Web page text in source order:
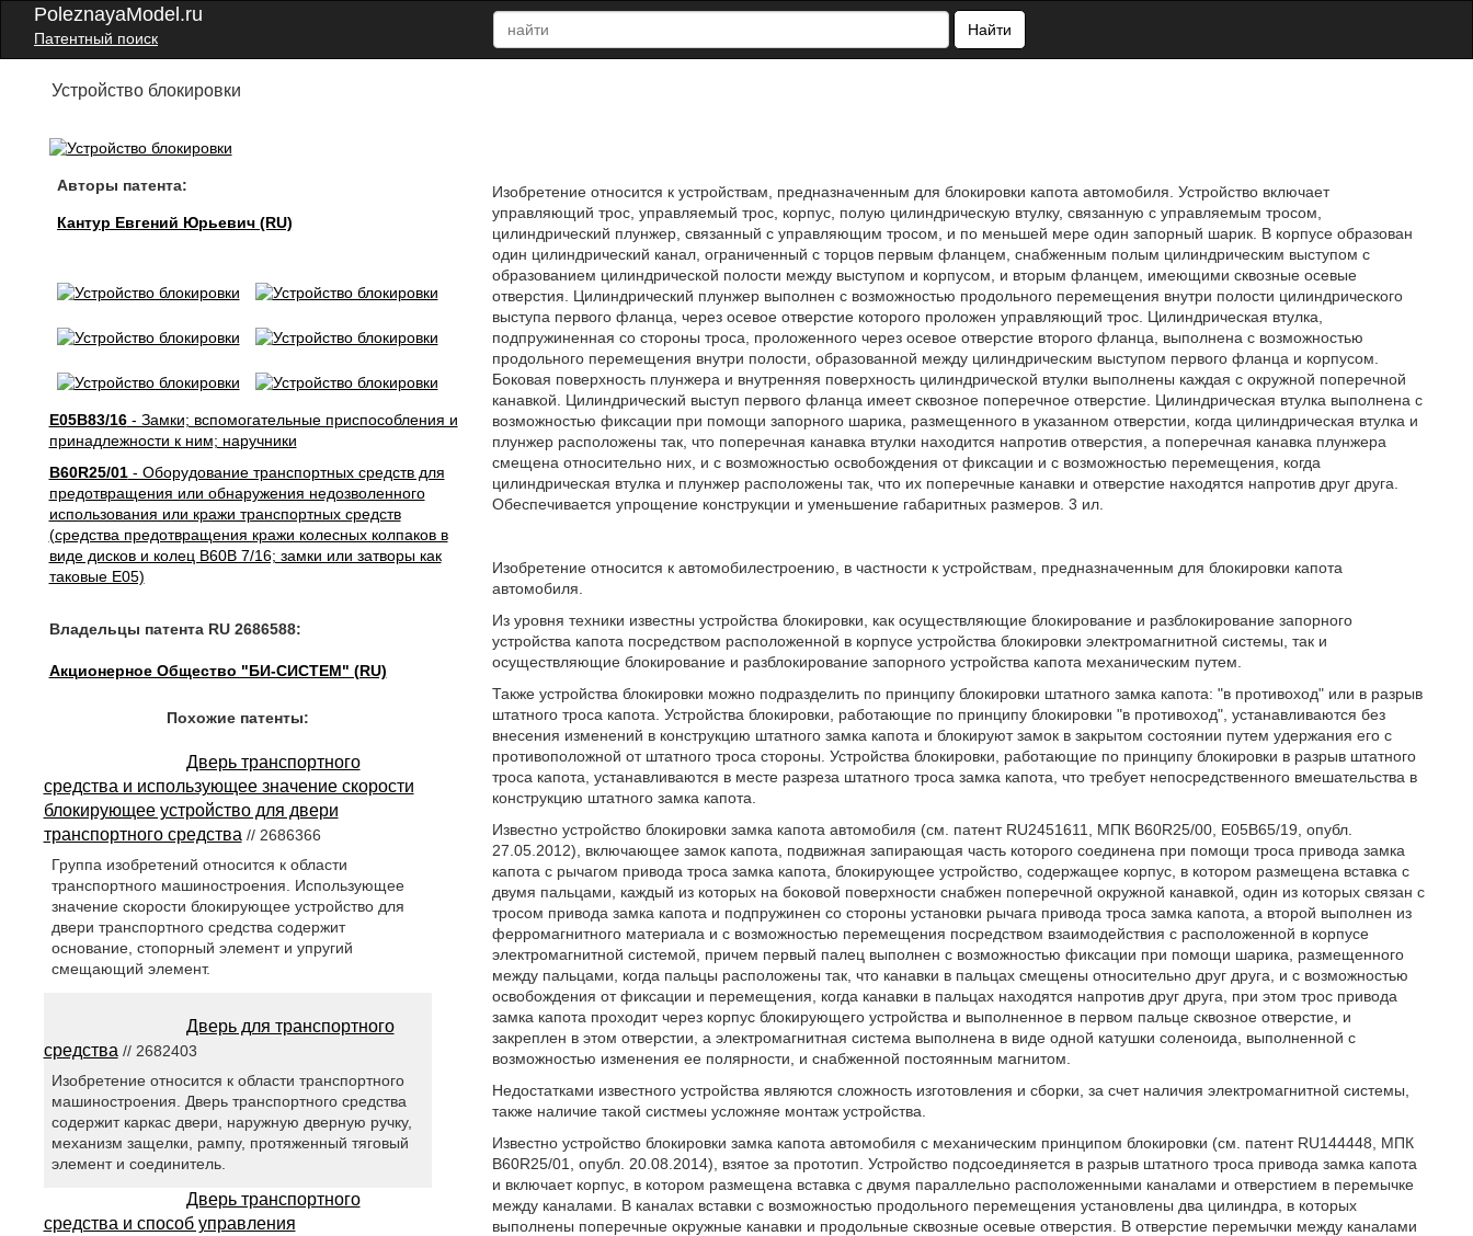
PoleznayaModel.ru
Патентный поиск
Найти
Устройство блокировки
Авторы патента:
Кантур Евгений Юрьевич (RU)
E05B83/16- Замки; вспомогательные приспособления и
принадлежности к ним; наручники
B60R25/01- Оборудование транспортных средств для
предотвращения или обнаружения недозволенного
использования или кражи транспортных средств
(средства предотвращения кражи колесных колпаков в
виде дисков и колец B60B 7/16; замки или затворы как
таковые E05)
Владельцы патента RU 2686588:
Акционерное Общество "БИ-СИСТЕМ" (RU)
Изобретение относится к устройствам, предназначенным для блокировки капота автомобиля. Устройство включает
управляющий трос, управляемый трос, корпус, полую цилиндрическую втулку, связанную с управляемым тросом,
цилиндрический плунжер, связанный с управляющим тросом, и по меньшей мере один запорный шарик. В корпусе образован
один цилиндрический канал, ограниченный с торцов первым фланцем, снабженным полым цилиндрическим выступом с
образованием цилиндрической полости между выступом и корпусом, и вторым фланцем, имеющими сквозные осевые
отверстия. Цилиндрический плунжер выполнен с возможностью продольного перемещения внутри полости цилиндрического
выступа первого фланца, через осевое отверстие которого проложен управляющий трос. Цилиндрическая втулка,
подпружиненная со стороны троса, проложенного через осевое отверстие второго фланца, выполнена с возможностью
продольного перемещения внутри полости, образованной между цилиндрическим выступом первого фланца и корпусом.
Боковая поверхность плунжера и внутренняя поверхность цилиндрической втулки выполнены каждая с окружной поперечной
канавкой. Цилиндрический выступ первого фланца имеет сквозное поперечное отверстие. Цилиндрическая втулка выполнена с
возможностью фиксации при помощи запорного шарика, размещенного в указанном отверстии, когда цилиндрическая втулка и
плунжер расположены так, что поперечная канавка втулки находится напротив отверстия, а поперечная канавка плунжера
смещена относительно них, и с возможностью освобождения от фиксации и с возможностью перемещения, когда
цилиндрическая втулка и плунжер расположены так, что их поперечные канавки и отверстие находятся напротив друг друга.
Обеспечивается упрощение конструкции и уменьшение габаритных размеров. 3 ил.
Изобретение относится к автомобилестроению, в частности к устройствам, предназначенным для блокировки капота
автомобиля.
Из уровня техники известны устройства блокировки, как осуществляющие блокирование и разблокирование запорного
устройства капота посредством расположенной в корпусе устройства блокировки электромагнитной системы, так и
осуществляющие блокирование и разблокирование запорного устройства капота механическим путем.
Также устройства блокировки можно подразделить по принципу блокировки штатного замка капота: "в противоход" или в разрыв
штатного троса капота. Устройства блокировки, работающие по принципу блокировки "в противоход", устанавливаются без
внесения изменений в конструкцию штатного замка капота и блокируют замок в закрытом состоянии путем удержания его с
противоположной от штатного троса стороны. Устройства блокировки, работающие по принципу блокировки в разрыв штатного
троса капота, устанавливаются в месте разреза штатного троса замка капота, что требует непосредственного вмешательства в
конструкцию штатного замка капота.
Известно устройство блокировки замка капота автомобиля (см. патент RU2451611, МПК B60R25/00, E05B65/19, опубл.
27.05.2012), включающее замок капота, подвижная запирающая часть которого соединена при помощи троса привода замка
капота с рычагом привода троса замка капота, блокирующее устройство, содержащее корпус, в котором размещена вставка с
двумя пальцами, каждый из которых на боковой поверхности снабжен поперечной окружной канавкой, один из которых связан с
тросом привода замка капота и подпружинен со стороны установки рычага привода троса замка капота, а второй выполнен из
ферромагнитного материала и с возможностью перемещения посредством взаимодействия с расположенной в корпусе
электромагнитной системой, причем первый палец выполнен с возможностью фиксации при помощи шарика, размещенного
между пальцами, когда пальцы расположены так, что канавки в пальцах смещены относительно друг друга, и с возможностью
освобождения от фиксации и перемещения, когда канавки в пальцах находятся напротив друг друга, при этом трос привода
замка капота проходит через корпус блокирующего устройства и выполненное в первом пальце сквозное отверстие, и
закреплен в этом отверстии, а электромагнитная система выполнена в виде одной катушки соленоида, выполненной с
возможностью изменения ее полярности, и снабженной постоянным магнитом.
Недостатками известного устройства являются сложность изготовления и сборки, за счет наличия электромагнитной системы,
также наличие такой систмеы усложняе монтаж устройства.
Известно устройство блокировки замка капота автомобиля с механическим принципом блокировки (см. патент RU144448, МПК
B60R25/01, опубл. 20.08.2014), взятое за прототип. Устройство подсоединяется в разрыв штатного троса привода замка капота
и включает корпус, в котором размещена вставка с двумя параллельно расположенными каналами и отверстием в перемычке
между каналами. В каналах вставки с возможностью продольного перемещения установлены два цилиндра, в которых
выполнены поперечные окружные канавки и продольные сквозные осевые отверстия. В отверстие перемычки между каналами
Похожие патенты:
Дверь транспортного
средства и использующее значение скорости
блокирующее устройство для двери
транспортного средства // 2686366
Группа изобретений относится к области
транспортного машиностроения. Использующее
значение скорости блокирующее устройство для
двери транспортного средства содержит
основание, стопорный элемент и упругий
смещающий элемент.
Дверь для транспортного
средства // 2682403
Изобретение относится к области транспортного
машиностроения. Дверь транспортного средства
содержит каркас двери, наружную дверную ручку,
механизм защелки, рампу, протяженный тяговый
элемент и соединитель.
Дверь транспортного
средства и способ управления